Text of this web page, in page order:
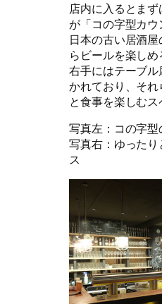
店内に入るとま
が「コの字型カウ
日本の古い居酒
らビールを楽しめ
右手にはテーブ
かれており、そ
と食事を楽しむス
写真左：コの字
写真右：ゆった
ス